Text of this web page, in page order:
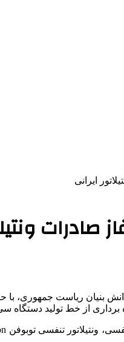
ایرانی
بنیان ریاست جمهوری،
از خط تولید دستگاه